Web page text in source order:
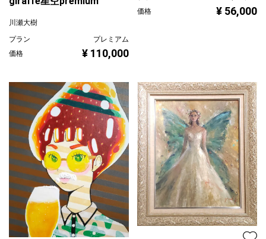
川瀬大樹
プラン
プレミアム
価格
¥ 110,000
価格
¥ 56,000